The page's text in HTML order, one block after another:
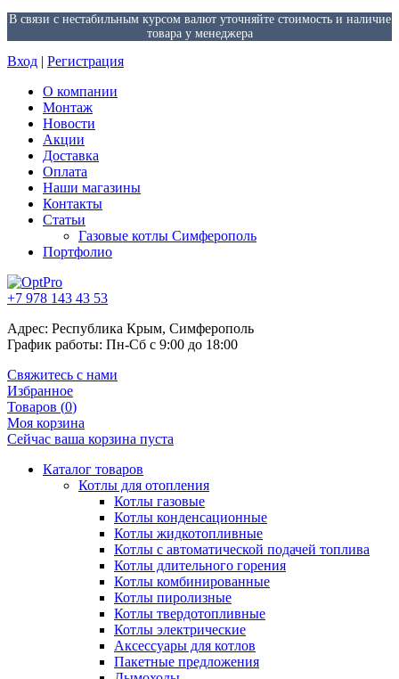
В связи с нестабильным курсом валют уточняйте стоимость и наличие
товара у менеджера
Вход | Регистрация
О компании
Монтаж
Новости
Акции
Доставка
Оплата
Наши магазины
Контакты
Статьи
Газовые котлы Симферополь
Портфолио
+7 978 143 43 53
Адрес: Республика Крым, Симферополь
График работы: Пн-Сб с 9:00 до 18:00
Свяжитесь с нами
Избранное
Товаров (0)
Моя корзина
Сейчас ваша корзина пуста
Каталог товаров
Котлы для отопления
Котлы газовые
Котлы конденсационные
Котлы жидкотопливные
Котлы с автоматической подачей топлива
Котлы длительного горения
Котлы комбинированные
Котлы пиролизные
Котлы твердотопливные
Котлы электрические
Аксессуары для котлов
Пакетные предложения